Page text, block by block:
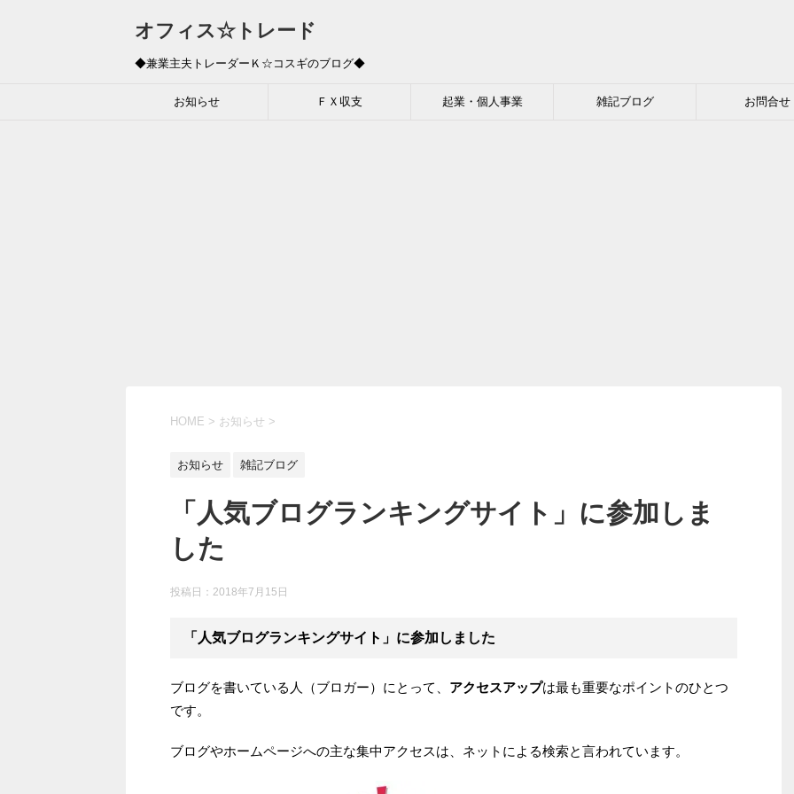
オフィス☆トレード
◆兼業主夫トレーダーＫ☆コスギのブログ◆
お知らせ ＦＸ収支 起業・個人事業 雑記ブログ お問合せ
HOME > お知らせ >
お知らせ 雑記ブログ
「人気ブログランキングサイト」に参加しま
した
投稿日： 2018年7月15日
「人気ブログランキングサイト」に参加しました
ブログを書いている人（ブロガー）にとって、 アクセスアップは最も重要なポイントのひとつ
です。
ブログやホームページへの主な集中アクセスは、ネットによる検索と言われています。